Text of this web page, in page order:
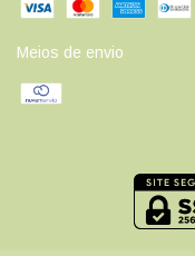
Meios de envio